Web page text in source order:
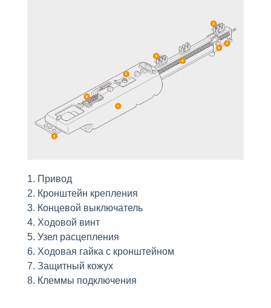
1. Привод
2. Кронштейн крепления
3. Концевой выключaтель
4. Ходовой винт
5. Узел расцепления
6. Ходовая гайка с кронштейном
7. Защитный кожух
8. Клеммы подключения